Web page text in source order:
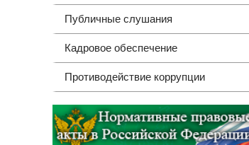
Публичные слушания
Кадровое обеспечение
Противодействие коррупции